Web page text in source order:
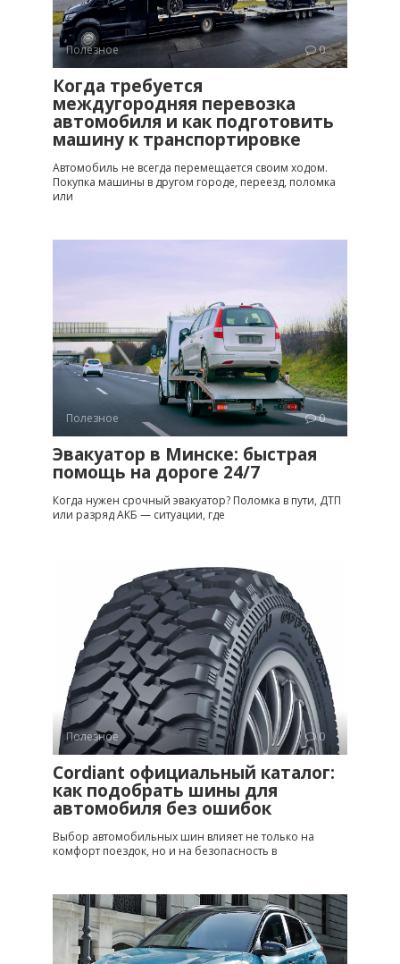
Полезное 0
Когда требуется
междугородняя перевозка
автомобиля и как подготовить
машину к транспортировке
Автомобиль не всегда перемещается своим ходом.
Покупка машины в другом городе, переезд, поломка
или
Полезное 0
Эвакуатор в Минске: быстрая
помощь на дороге 24/7
Когда нужен срочный эвакуатор? Поломка в пути, ДТП
или разряд АКБ — ситуации, где
Полезное 0
Cordiant официальный каталог:
как подобрать шины для
автомобиля без ошибок
Выбор автомобильных шин влияет не только на
комфорт поездок, но и на безопасность в